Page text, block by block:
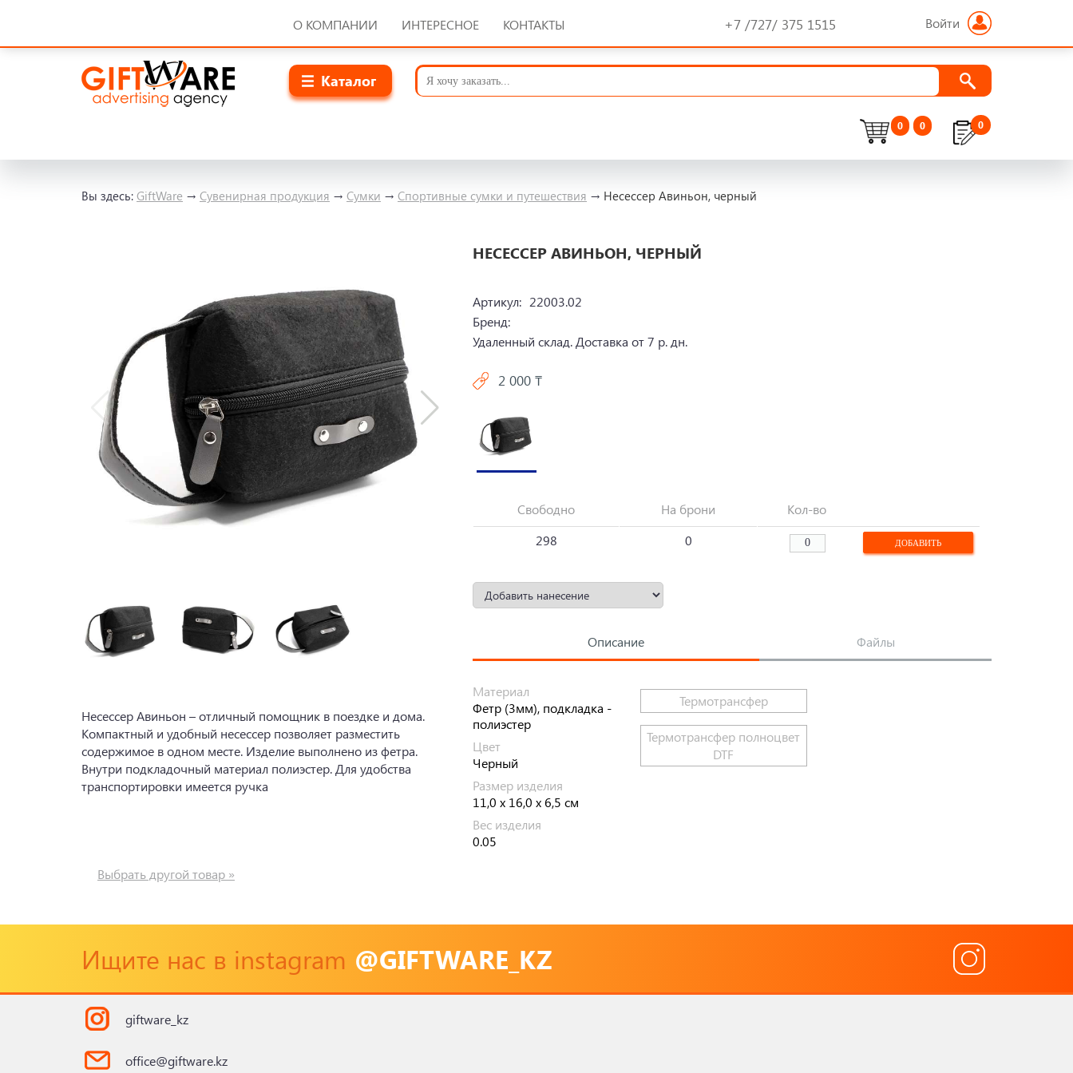
О КОМПАНИИ ИНТЕРЕСНОЕ КОНТАКТЫ +7 /727/ 375 1515 Войти
Каталог
0
0 0
Вы здесь: GiftWare → Сувенирная продукция → Сумки → Спортивные сумки и путешествия → Несессер Авиньон, черный
Несессер Авиньон – отличный помощник в поездке и дома.
Компактный и удобный несессер позволяет разместить
содержимое в одном месте. Изделие выполнено из фетра.
Внутри подкладочный материал полиэстер. Для удобства
транспортировки имеется ручка
НЕСЕССЕР АВИНЬОН, ЧЕРНЫЙ
Артикул: 22003.02
Бренд:
Удаленный склад. Доставка от 7 р. дн.
2 000 ₸
Свободно На брони
Кол-во
298
0
Описание Файлы
Материал
Фетр (3мм), подкладка -
полиэстер
Цвет
Черный
Размер изделия
11,0 х 16,0 х 6,5 см
Вес изделия
0.05
Термотрансфер
Термотрансфер полноцвет
DTF
Выбрать другой товар »
Ищите нас в instagram @GIFTWARE_KZ
giftware_kz
office@giftware.kz